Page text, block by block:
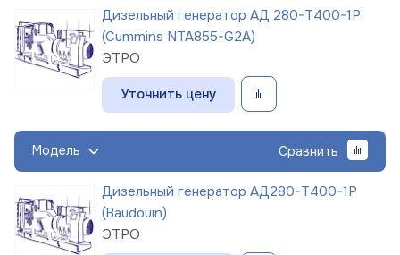
Дизельный генератор АД 280-Т400-1Р
(Cummins NTA855-G2A)
ЭТРО
Уточнить цену
Модель Сравнить
Дизельный генератор АД280-Т400-1Р
(Baudouin)
ЭТРО